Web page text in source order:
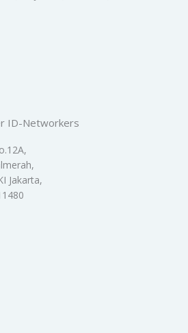
ID-Networkers
Jakarta,